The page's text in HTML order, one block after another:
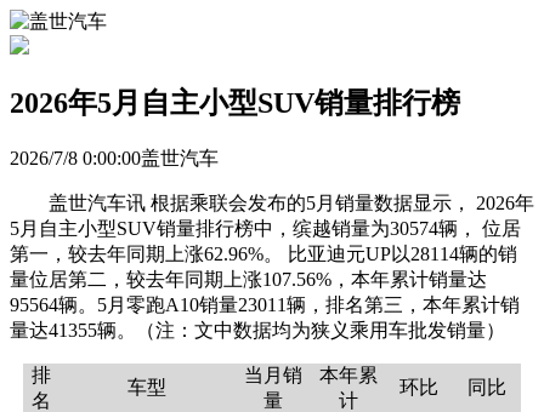
2026年5月自主小型SUV销量排行榜
2026/7/8 0:00:00盖世汽车
盖世汽车讯 根据乘联会发布的5月销量数据显示， 2026年
5月自主小型SUV销量排行榜中，缤越销量为30574辆， 位居
第一，较去年同期上涨62.96%。 比亚迪元UP以28114辆的销
量位居第二，较去年同期上涨107.56%，本年累计销量达
95564辆。5月零跑A10销量23011辆，排名第三，本年累计销
量达41355辆。（注：文中数据均为狭义乘用车批发销量）
排
名
车型
当月销
量
本年累
计
环比 同比